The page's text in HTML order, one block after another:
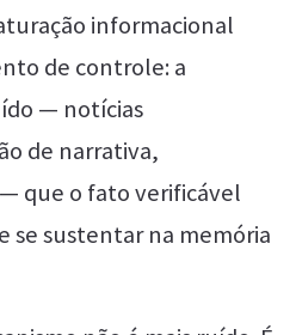
informacional
de controle: a
— notícias
de narrativa,
que o fato verificável
se sustentar na memória